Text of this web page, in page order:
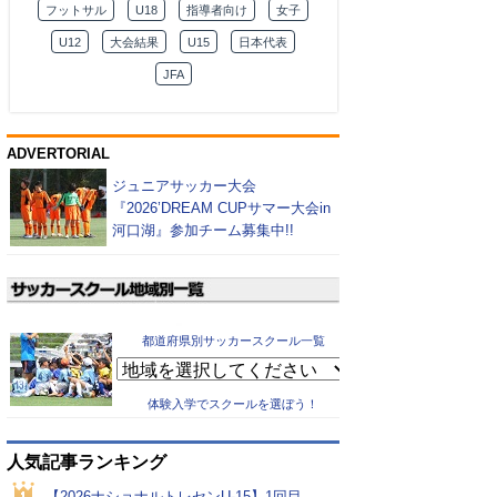
フットサル U18 指導者向け 女子
U12 大会結果 U15 日本代表
JFA
ADVERTORIAL
ジュニアサッカー大会
『2026’DREAM CUPサマー大会in
河口湖』参加チーム募集中!!
都道府県別サッカースクール一覧
体験入学でスクールを選ぼう！
人気記事ランキング